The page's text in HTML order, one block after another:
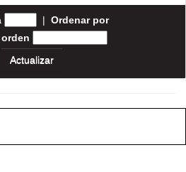
| Ordenar por
orden